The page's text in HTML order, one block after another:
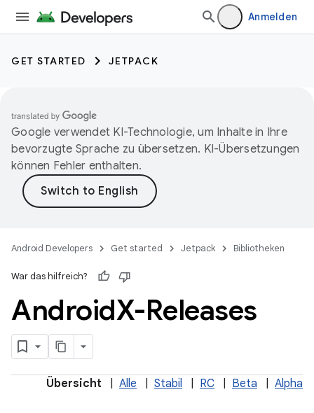
Anmelden
GET STARTED JETPACK
Google verwendet KI-Technologie, um Inhalte in Ihre
bevorzugte Sprache zu übersetzen. KI-Übersetzungen
können Fehler enthalten.
Android Developers Get started Jetpack Bibliotheken
War das hilfreich?
AndroidX-Releases
Übersicht Alle Stabil RC Beta Alpha